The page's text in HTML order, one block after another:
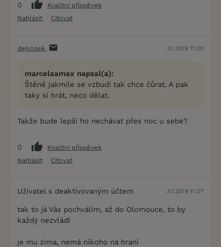
0
Kvalitní příspěvek
Nahlásit
Citovat
dejvosek 3.1.2019 11:00
marcelaamax napsal(a):
Štěně jakmile se vzbudí tak chce čůrat. A pak
taky si hrát, neco dělat.
Takže bude lepší ho nechávat přes noc u sebe?
0
Kvalitní příspěvek
Nahlásit
Citovat
Uživatel s deaktivovaným účtem 3.1.2019 11:07
tak to já Vás pochválím, až do Olomouce, to by
každý nezvládl
je mu zima, nemá nikoho na hraní